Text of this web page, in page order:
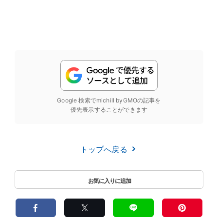
Google 検索でmichill byGMOの記事を
優先表示することができます
トップへ戻る